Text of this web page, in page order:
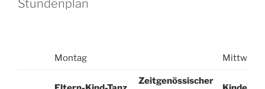
Stundenplan
Montag Mittwoch
Zeitgenössischer